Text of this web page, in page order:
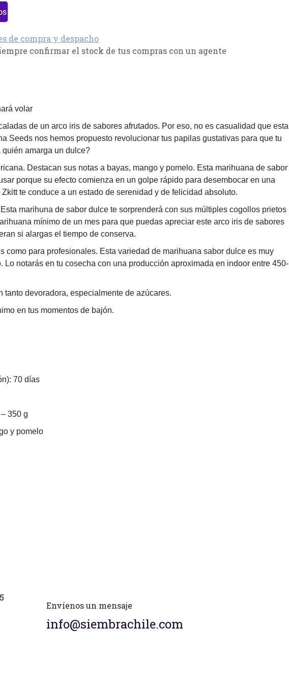
de compra y despacho
confirmar el stock de tus compras con un agente
volar
de un arco iris de sabores afrutados. Por eso, no es casualidad que esta
Seeds nos hemos propuesto revolucionar tus papilas gustativas para que tu
amarga un dulce?
Destacan sus notas a bayas, mango y pomelo. Esta marihuana de sabor
porque su efecto comienza en un golpe rápido para desembocar en una
te conduce a un estado de serenidad y de felicidad absoluto.
marihuna de sabor dulce te sorprenderá con sus múltiples cogollos prietos
mínimo de un mes para que puedas apreciar este arco iris de sabores
si alargas el tiempo de conserva.
para profesionales. Esta variedad de marihuana sabor dulce es muy
notarás en tu cosecha con una producción aproximada en indoor entre 450-
devoradora, especialmente de azúcares.
en tus momentos de bajón.
70 días
350 g
y pomelo
Envíenos un mensaje
info@siembrachile.com